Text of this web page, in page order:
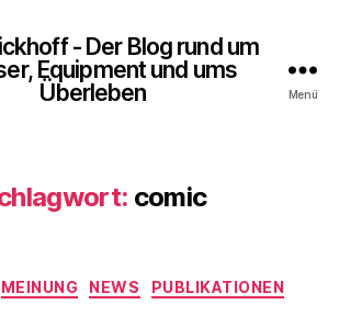
- Der Blog rund um
Equipment und ums
Überleben
Menü
comic
Kategorien
MEINUNG NEWS PUBLIKATIONEN